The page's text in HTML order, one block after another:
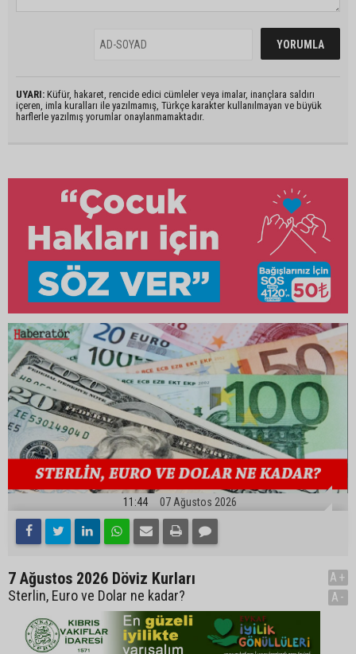
UYARI: Küfür, hakaret, rencide edici cümleler veya imalar, inançlara saldırı
içeren, imla kuralları ile yazılmamış, Türkçe karakter kullanılmayan ve büyük
harflerle yazılmış yorumlar onaylanmamaktadır.
11:44 07 Ağustos 2026
7 Ağustos 2026 Döviz Kurları
Sterlin, Euro ve Dolar ne kadar?
A+
A-